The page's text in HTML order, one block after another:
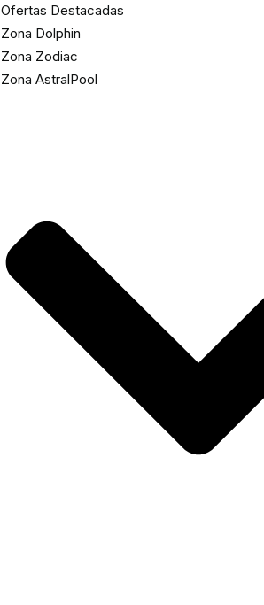
Ofertas Destacadas
Zona Dolphin
Zona Zodiac
Zona AstralPool